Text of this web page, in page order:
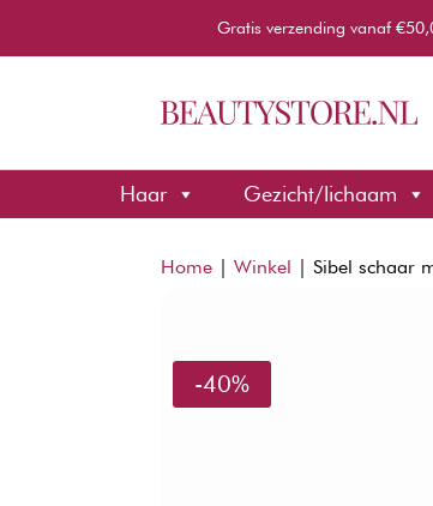
Gratis verzending vanaf
Haar Gezicht/lichaam
Home |Winkel |Sibel schaar
-40%